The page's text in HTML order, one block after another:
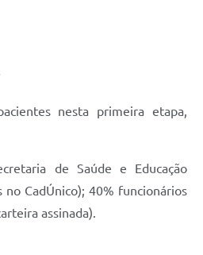
nesta primeira etapa,
de Saúde e Educação
no CadÚnico); 40% funcionários
assinada).